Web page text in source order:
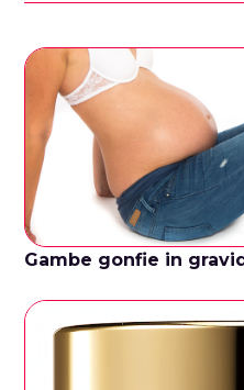
Gambe gonfie in